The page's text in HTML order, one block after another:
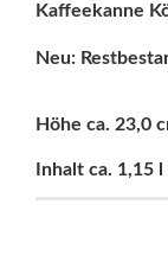
Kaffeekanne
Neu:
Höhe ca. 23,0
Inhalt ca. 1,15 l